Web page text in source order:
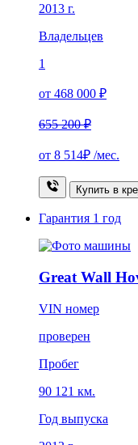
2013 г.
Владельцев
1
от 468 000 ₽
655 200 ₽
от 8 514₽ /мес.
Купить в
Гарантия 1 год
Great Wall
VIN номер
проверен
Пробег
90 121 км.
Год выпуска